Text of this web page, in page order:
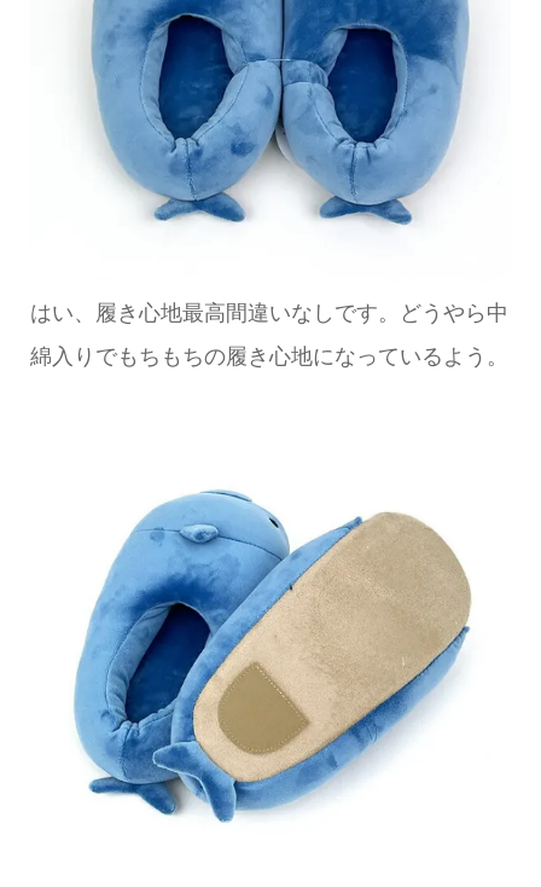
はい、履き心地最高間違いなしです。どうやら中
綿入りでもちもちの履き心地になっているよう。